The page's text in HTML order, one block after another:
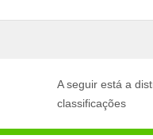
A seguir está a
classificações